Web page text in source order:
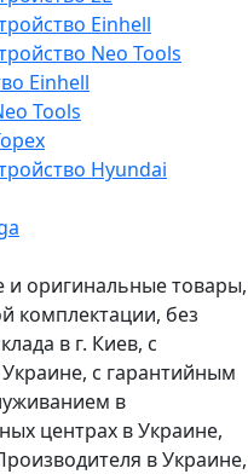
Einhell
Neo Tools
Einhell
Tools
Hyundai
и оригинальные товары,
комплектации, без
в г. Киев, с
с гарантийным
в
центрах в Украине,
в Украине,